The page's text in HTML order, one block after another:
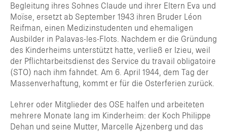
Begleitung ihres Sohnes Claude und ihrer Eltern Eva und
Moïse, ersetzt ab September 1943 ihren Bruder Léon
Reifman, einen Medizinstudenten und ehemaligen
Ausbilder in Palavas-les-Flots. Nachdem er die Gründung
des Kinderheims unterstützt hatte, verließ er Izieu, weil
der Pflichtarbeitsdienst des Service du travail obligatoire
(STO) nach ihm fahndet. Am 6. April 1944, dem Tag der
Massenverhaftung, kommt er für die Osterferien zurück.
Lehrer oder Mitglieder des OSE halfen und arbeiteten
mehrere Monate lang im Kinderheim: der Koch Philippe
Dehan und seine Mutter, Marcelle Ajzenberg und das